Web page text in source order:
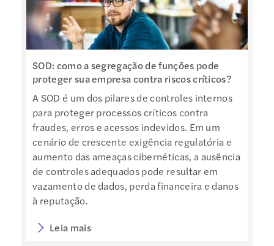
SOD: como a segregação de funções pode
proteger sua empresa contra riscos críticos?
A SOD é um dos pilares de controles internos
para proteger processos críticos contra
fraudes, erros e acessos indevidos. Em um
cenário de crescente exigência regulatória e
aumento das ameaças cibernéticas, a ausência
de controles adequados pode resultar em
vazamento de dados, perda financeira e danos
à reputação.
Leia mais